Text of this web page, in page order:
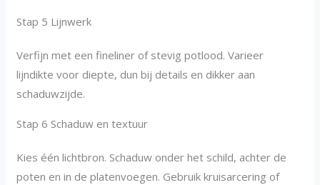
Stap 5 Lijnwerk
Verfijn met een fineliner of stevig potlood. Varieer
lijndikte voor diepte, dun bij details en dikker aan
schaduwzijde.
Stap 6 Schaduw en textuur
Kies één lichtbron. Schaduw onder het schild, achter de
poten en in de platenvoegen. Gebruik kruisarcering of